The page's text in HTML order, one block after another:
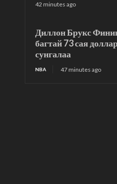
42 minutes ago
Диллон Брукс
багтай 73 сая
сунгалаа
NBA 47 minutes ago